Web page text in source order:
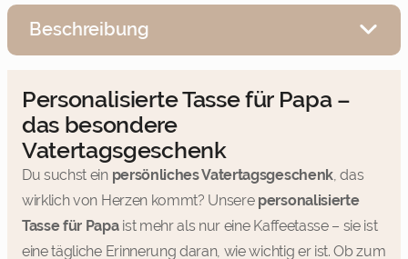
Beschreibung
Personalisierte Tasse für Papa –
das besondere
Vatertagsgeschenk
Du suchst ein persönliches Vatertagsgeschenk, das
wirklich von Herzen kommt? Unsere personalisierte
Tasse für Papaist mehr als nur eine Kaffeetasse – sie ist
eine tägliche Erinnerung daran, wie wichtig er ist. Ob zum